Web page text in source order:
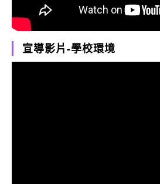
宣導影片-學校環境